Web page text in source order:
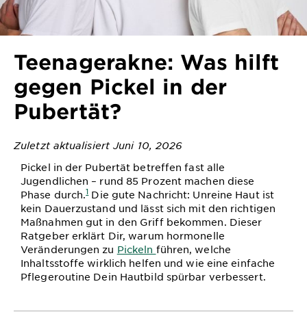
SERVICES
&
DIAGNOSTIK
ENTDECKEN
Unsere
Inhaltsstoffe
Neu!
Garnier x
Gisele
Bündchen
Garnier's Weg
zur
Nachhaltigkeit
Cruelty Free
International
Teenagerakne: Was hilft
gegen Pickel in der
Pubertät?
Zuletzt aktualisiert Juni 10, 2026
Pickel in der Pubertät betreffen fast alle
Jugendlichen – rund 85 Prozent machen diese
Phase durch.1Die gute Nachricht: Unreine Haut ist
kein Dauerzustand und lässt sich mit den richtigen
Maßnahmen gut in den Griff bekommen. Dieser
Ratgeber erklärt Dir, warum hormonelle
Veränderungen zu Pickeln führen, welche
Inhaltsstoffe wirklich helfen und wie eine einfache
Pflegeroutine Dein Hautbild spürbar verbessert.